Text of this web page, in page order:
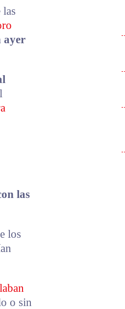
ayer
las
los
o sin